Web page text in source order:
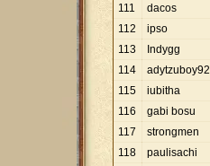
111
dacos
112
ipso
113
Indygg
114
adytzuboy92
115
iubitha
116
gabi bosu
117
strongmen
118
paulisachi